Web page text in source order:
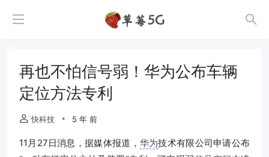
再也不怕信号弱！华为公布车辆
定位方法专利
快科技 5 年 前
11月27日消息，据媒体报道， 华为技术有限公司申请公布